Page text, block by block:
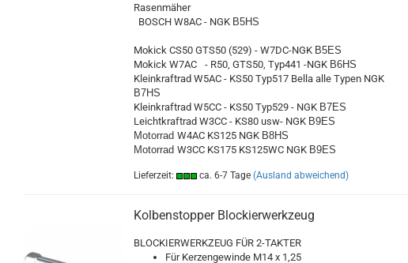
Rasenmäher
BOSCH W8AC - NGK B5HS
Mokick CS50 GTS50 (529) - W7DC-NGK B5ES
Mokick W7AC
- R50, GTS50, Typ441 -NGK B6HS
Kleinkraftrad W5AC - KS50 Typ517 Bella alle Typen NGK
B7HS
Kleinkraftrad W5CC - KS50 Typ529 - NGK B7ES
Leichtkraftrad W3CC - KS80 usw- NGK B9ES
Motorrad W4AC KS125 NGK B8HS
Motorrad W3CC KS175 KS125WC NGK B9ES
Lieferzeit: ca. 6-7 Tage (Ausland abweichend)
Kolbenstopper Blockierwerkzeug
BLOCKIERWERKZEUG FÜR 2-TAKTER
Für Kerzengewinde M14 x 1,25